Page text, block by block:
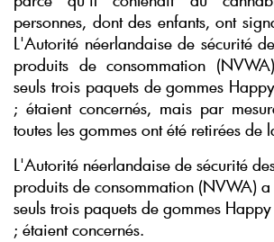
personnes, dont des enfants, ont
L'Autorité néerlandaise de sécurité
produits de consommation
seuls trois paquets de gommes
; étaient concernés, mais par
toutes les gommes ont été retirées de
L'Autorité néerlandaise de sécurité
produits de consommation (NVWA)
seuls trois paquets de gommes
; étaient concernés.